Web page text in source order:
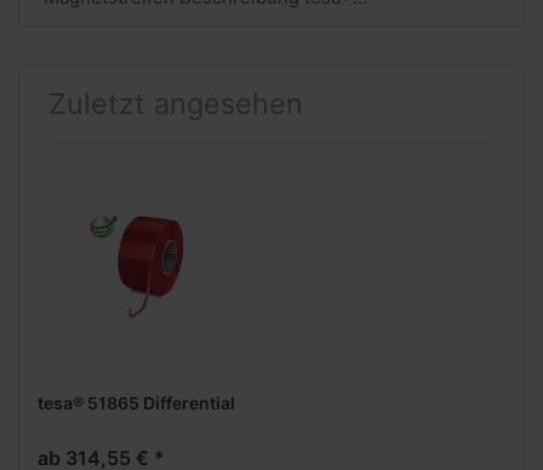
Zuletzt angesehen
tesa® 51865 Differential
ab 314,55 € *